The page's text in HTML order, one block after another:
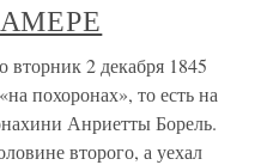
2 декабря 1845
похоронах», то есть на
Анриетты Борель.
второго, а уехал